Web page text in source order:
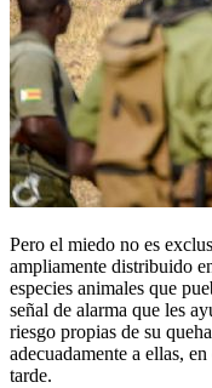
Pero el miedo no es
ampliamente distribuido
especies animales que
señal de alarma que les
riesgo propias de su
adecuadamente a ellas,
tarde.